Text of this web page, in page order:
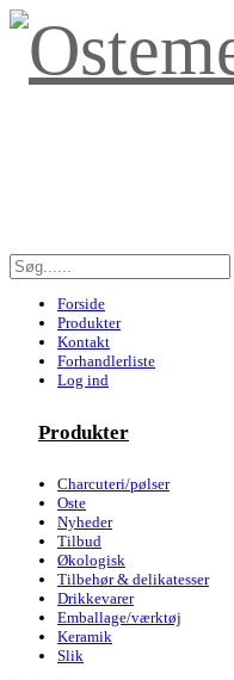
Forside
Produkter
Kontakt
Forhandlerliste
Log ind
Produkter
Charcuteri/pølser
Oste
Nyheder
Tilbud
Økologisk
Tilbehør & delikatesser
Drikkevarer
Emballage/værktøj
Keramik
Slik